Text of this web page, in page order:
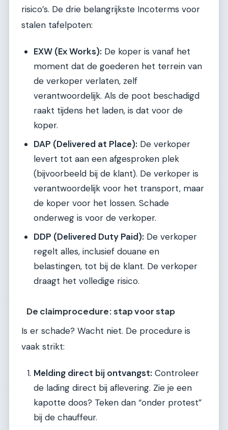
risico’s. De drie belangrijkste Incoterms voor
stalen tafelpoten:
EXW (Ex Works): De koper is vanaf het
moment dat de goederen het terrein van
de verkoper verlaten, zelf
verantwoordelijk. Als de poot beschadigd
raakt tijdens het laden, is dat voor de
koper.
DAP (Delivered at Place): De verkoper
levert tot aan een afgesproken plek
(bijvoorbeeld bij de klant). De verkoper is
verantwoordelijk voor het transport, maar
de koper voor het lossen. Schade
onderweg is voor de verkoper.
DDP (Delivered Duty Paid): De verkoper
regelt alles, inclusief douane en
belastingen, tot bij de klant. De verkoper
draagt het volledige risico.
De claimprocedure: stap voor stap
Is er schade? Wacht niet. De procedure is
vaak strikt:
Melding direct bij ontvangst: Controleer
de lading direct bij aflevering. Zie je een
kapotte doos? Teken dan “onder protest”
bij de chauffeur.